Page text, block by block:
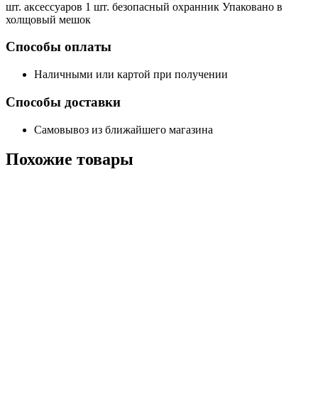
шт. аксессуаров 1 шт. безопасный охранник Упаковано в
холщовый мешок
Способы оплаты
Наличными или картой при получении
Способы доставки
Самовывоз из ближайшего магазина
Похожие товары